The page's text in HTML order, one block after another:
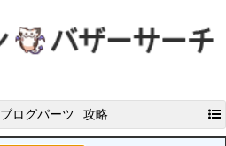
ブログパーツ 攻略